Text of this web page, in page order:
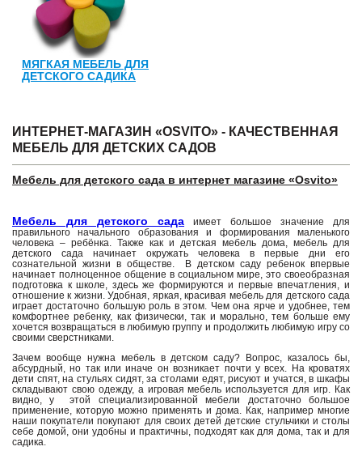
МЯГКАЯ МЕБЕЛЬ ДЛЯ
ДЕТСКОГО САДИКА
ИНТЕРНЕТ-МАГАЗИН «OSVITO» - КАЧЕСТВЕННАЯ
МЕБЕЛЬ ДЛЯ ДЕТСКИХ САДОВ
Мебель для детского сада в интернет магазине «Osvito»
Мебель для детского сада имеет большое значение для
правильного начального образования и формирования маленького
человека – ребёнка. Также как и детская мебель дома, мебель для
детского сада начинает окружать человека в первые дни его
сознательной жизни в обществе. В детском саду ребенок впервые
начинает полноценное общение в социальном мире, это своеобразная
подготовка к школе, здесь же формируются и первые впечатления, и
отношение к жизни. Удобная, яркая, красивая мебель для детского сада
играет достаточно большую роль в этом. Чем она ярче и удобнее, тем
комфортнее ребенку, как физически, так и морально, тем больше ему
хочется возвращаться в любимую группу и продолжить любимую игру со
своими сверстниками.
Зачем вообще нужна мебель в детском саду? Вопрос, казалось бы,
абсурдный, но так или иначе он возникает почти у всех. На кроватях
дети спят, на стульях сидят, за столами едят, рисуют и учатся, в шкафы
складывают свою одежду, а игровая мебель используется для игр. Как
видно, у этой специализированной мебели достаточно большое
применение, которую можно применять и дома. Как, например многие
наши покупатели покупают для своих детей детские стульчики и столы
себе домой, они удобны и практичны, подходят как для дома, так и для
садика.